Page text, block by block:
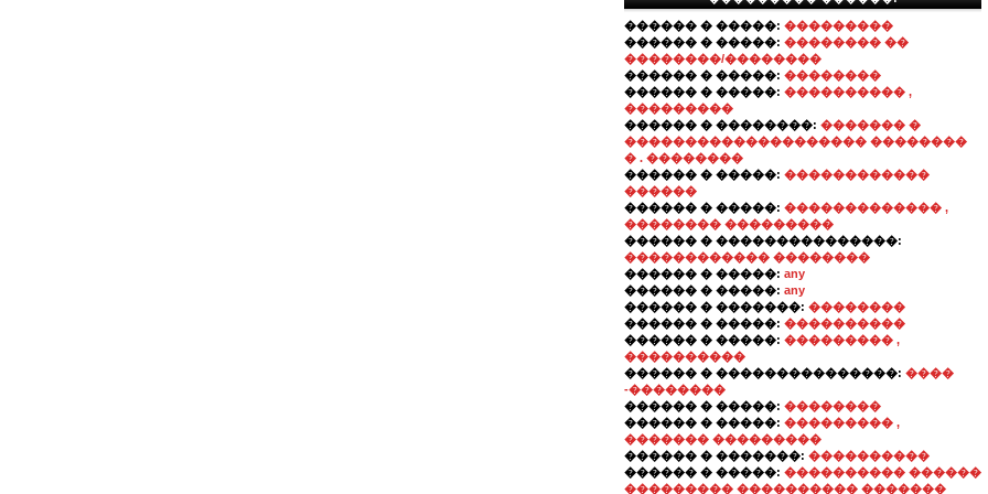
������ � �����: ���������
������ � �����: �������� ��
��������/��������
������ � �����: ��������
������ � �����: ���������� ,
���������
������ � ��������: ������� �
�������������������� ��������
� . ��������
������ � �����: ������������
������
������ � �����: ������������� ,
�������� ���������
������ � ���������������:
������������ ��������
������ � �����: any
������ � �����: any
������ � �������: ��������
������ � �����: ����������
������ � �����: ��������� ,
����������
������ � ���������������: ����
-��������
������ � �����: ��������
������ � �����: ��������� ,
������� ���������
������ � �������: ����������
������ � �����: ���������� ������
��������� ���������� �������